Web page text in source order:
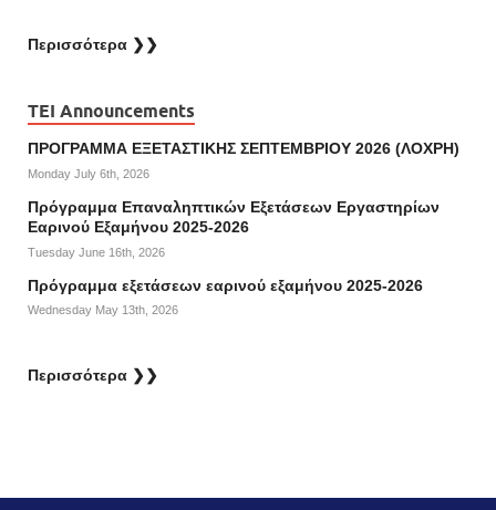
Περισσότερα ❯❯
TEI Announcements
ΠΡΟΓΡΑΜΜΑ ΕΞΕΤΑΣΤΙΚΗΣ ΣΕΠΤΕΜΒΡΙΟΥ 2026 (ΛΟΧΡΗ)
Monday July 6th, 2026
Πρόγραμμα Επαναληπτικών Εξετάσεων Εργαστηρίων
Εαρινού Εξαμήνου 2025-2026
Tuesday June 16th, 2026
Πρόγραμμα εξετάσεων εαρινού εξαμήνου 2025-2026
Wednesday May 13th, 2026
Περισσότερα ❯❯